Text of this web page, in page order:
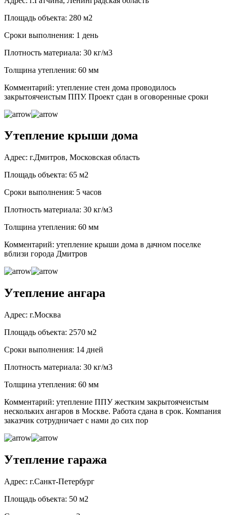
Площадь объекта: 280 м2
Сроки выполнения: 1 день
Плотность материала: 30 кг/м3
Толщина утепления: 60 мм
Комментарий: утепление стен дома проводилось
закрытоячеистым ППУ. Проект сдан в оговоренные сроки
Утепление крыши дома
Адрес: г.Дмитров, Московская область
Площадь объекта: 65 м2
Сроки выполнения: 5 часов
Плотность материала: 30 кг/м3
Толщина утепления: 60 мм
Комментарий: утепление крыши дома в дачном поселке
вблизи города Дмитров
Утепление ангара
Адрес: г.Москва
Площадь объекта: 2570 м2
Сроки выполнения: 14 дней
Плотность материала: 30 кг/м3
Толщина утепления: 60 мм
Комментарий: утепление ППУ жестким закрытоячеистым
нескольких ангаров в Москве. Работа сдана в срок. Компания
заказчик сотрудничает с нами до сих пор
Утепление гаража
Адрес: г.Санкт-Петербург
Площадь объекта: 50 м2